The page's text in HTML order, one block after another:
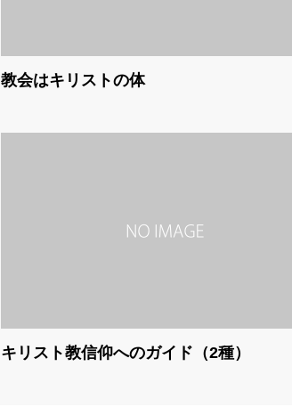
教会はキリストの体
キリスト教信仰へのガイド（2種）